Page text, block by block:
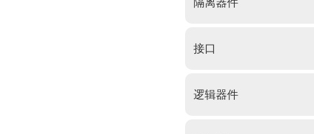
隔离器件
接口
逻辑器件